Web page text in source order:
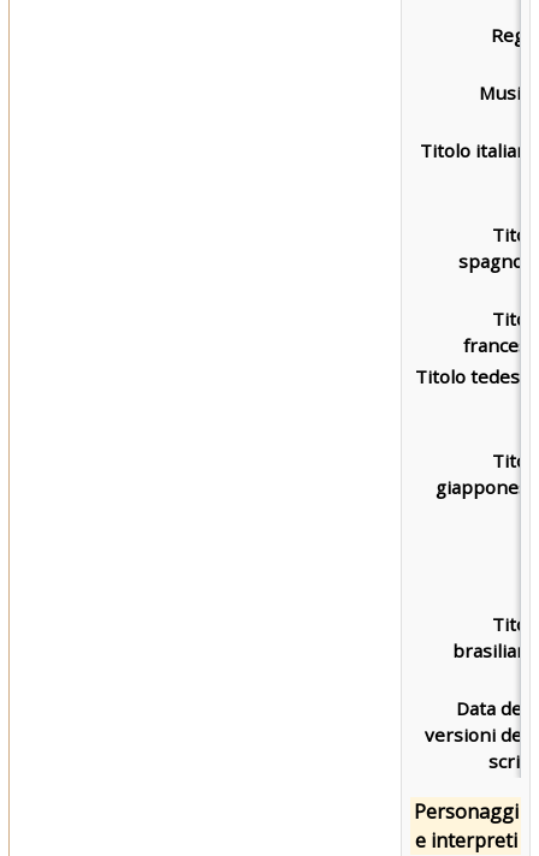
Titolo
Titolo
Data
versioni
Personaggi
e interpreti